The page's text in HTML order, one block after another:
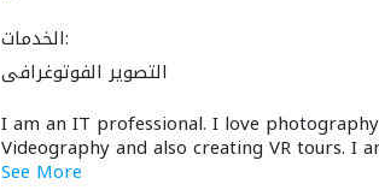
الخدمات:
التصوير الفوتوغرافي
I am an IT professional. I love
Videography and also creating VR tours. I
See More